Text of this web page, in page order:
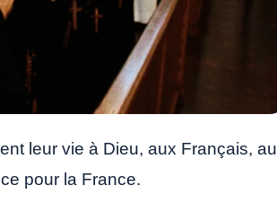
leur vie à Dieu, aux Français, au
pour la France.